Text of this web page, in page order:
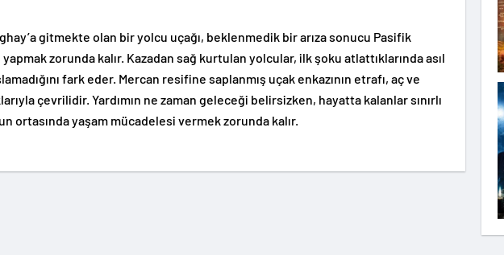
gitmekte olan bir yolcu uçağı, beklenmedik bir arıza sonucu Pasifik
yapmak zorunda kalır. Kazadan sağ kurtulan yolcular, ilk şoku atlattıklarında asıl
fark eder. Mercan resifine saplanmış uçak enkazının etrafı, aç ve
çevrilidir. Yardımın ne zaman geleceği belirsizken, hayatta kalanlar sınırlı
ortasında yaşam mücadelesi vermek zorunda kalır.